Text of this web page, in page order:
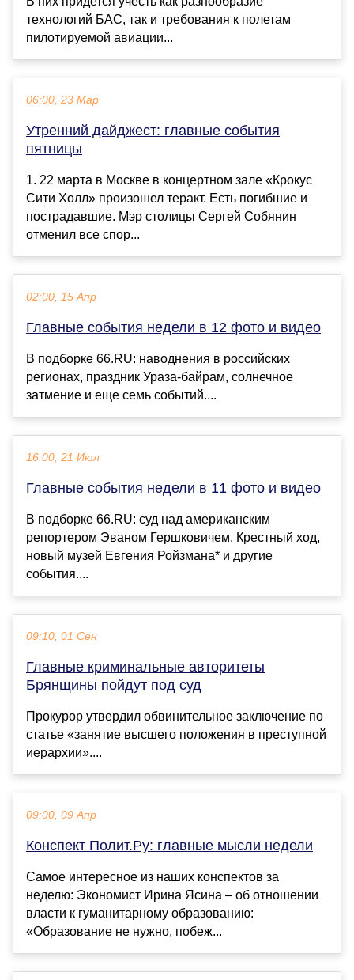
технологий БАС, так и требования к полетам
пилотируемой авиации...
06:00, 23 Мар
Утренний дайджест: главные события
пятницы
1. 22 марта в Москве в концертном зале «Крокус
Сити Холл» произошел теракт. Есть погибшие и
пострадавшие. Мэр столицы Сергей Собянин
отменил все спор...
02:00, 15 Апр
Главные события недели в 12 фото и видео
В подборке 66.RU: наводнения в российских
регионах, праздник Ураза-байрам, солнечное
затмение и еще семь событий....
16:00, 21 Июл
Главные события недели в 11 фото и видео
В подборке 66.RU: суд над американским
репортером Эваном Гершковичем, Крестный ход,
новый музей Евгения Ройзмана* и другие
события....
09:10, 01 Сен
Главные криминальные авторитеты
Брянщины пойдут под суд
Прокурор утвердил обвинительное заключение по
статье «занятие высшего положения в преступной
иерархии»....
09:00, 09 Апр
Конспект Полит.Ру: главные мысли недели
Самое интересное из наших конспектов за
неделю: Экономист Ирина Ясина – об отношении
власти к гуманитарному образованию:
«Образование не нужно, побеж...